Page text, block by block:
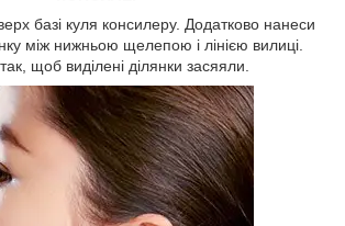
базі куля консилеру. Додатково нанеси
між нижньою щелепою і лінією вилиці.
щоб виділені ділянки засяяли.